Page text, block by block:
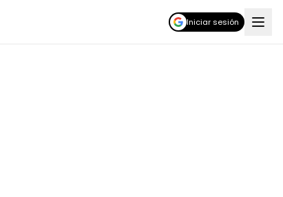
Iniciar sesión